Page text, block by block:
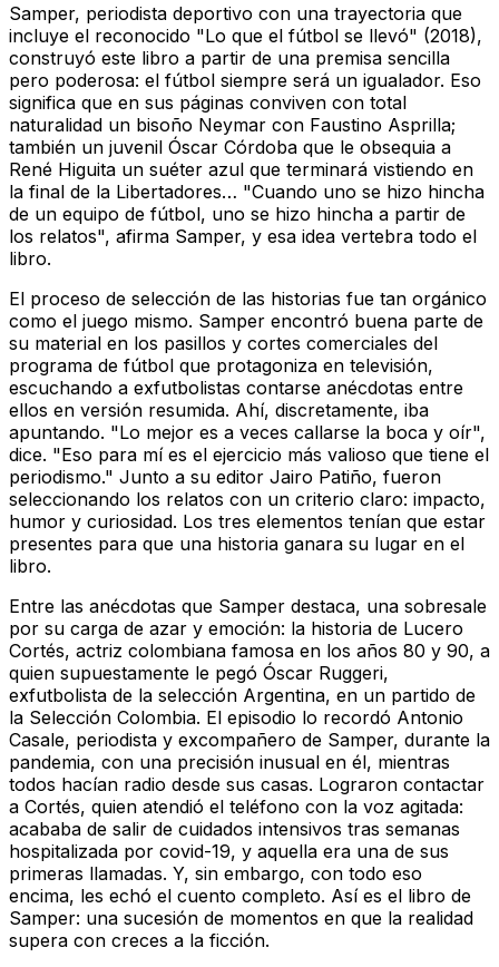
Samper, periodista deportivo con una trayectoria que
incluye el reconocido "Lo que el fútbol se llevó" (2018),
construyó este libro a partir de una premisa sencilla
pero poderosa: el fútbol siempre será un igualador. Eso
significa que en sus páginas conviven con total
naturalidad un bisoño Neymar con Faustino Asprilla;
también un juvenil Óscar Córdoba que le obsequia a
René Higuita un suéter azul que terminará vistiendo en
la final de la Libertadores… "Cuando uno se hizo hincha
de un equipo de fútbol, uno se hizo hincha a partir de
los relatos", afirma Samper, y esa idea vertebra todo el
libro.
El proceso de selección de las historias fue tan orgánico
como el juego mismo. Samper encontró buena parte de
su material en los pasillos y cortes comerciales del
programa de fútbol que protagoniza en televisión,
escuchando a exfutbolistas contarse anécdotas entre
ellos en versión resumida. Ahí, discretamente, iba
apuntando. "Lo mejor es a veces callarse la boca y oír",
dice. "Eso para mí es el ejercicio más valioso que tiene el
periodismo." Junto a su editor Jairo Patiño, fueron
seleccionando los relatos con un criterio claro: impacto,
humor y curiosidad. Los tres elementos tenían que estar
presentes para que una historia ganara su lugar en el
libro.
Entre las anécdotas que Samper destaca, una sobresale
por su carga de azar y emoción: la historia de Lucero
Cortés, actriz colombiana famosa en los años 80 y 90, a
quien supuestamente le pegó Óscar Ruggeri,
exfutbolista de la selección Argentina, en un partido de
la Selección Colombia. El episodio lo recordó Antonio
Casale, periodista y excompañero de Samper, durante la
pandemia, con una precisión inusual en él, mientras
todos hacían radio desde sus casas. Lograron contactar
a Cortés, quien atendió el teléfono con la voz agitada:
acababa de salir de cuidados intensivos tras semanas
hospitalizada por covid-19, y aquella era una de sus
primeras llamadas. Y, sin embargo, con todo eso
encima, les echó el cuento completo. Así es el libro de
Samper: una sucesión de momentos en que la realidad
supera con creces a la ficción.